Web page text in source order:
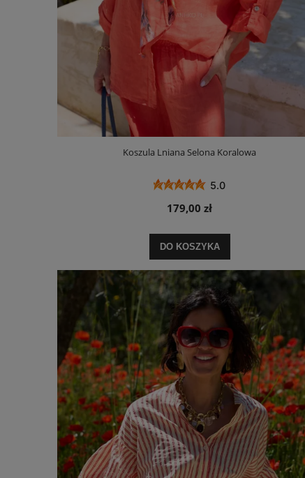
Koszula Lniana Selona Koralowa
5.0
179,00 zł
DO KOSZYKA